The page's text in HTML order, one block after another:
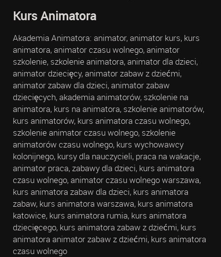
Kurs Animatora
Akademia Animatora: animator, animator kurs, kurs
animatora, animator czasu wolnego, animator
szkolenie, szkolenie animatora, animator dla dzieci,
animator dziecięcy, animator zabaw z dziećmi,
animator zabaw dla dzieci, animator zabaw
dziecięcych, akademia animatorów, szkolenie na
animatora, kurs na animatora, szkolenie animatorów,
kurs animatorów, kurs animatora czasu wolnego,
szkolenie animator czasu wolnego, szkolenie
animatorów czasu wolnego, kurs wychowawcy
kolonijnego, kursy dla nauczycieli, praca na wakacje,
animator praca, zabawy dla dzieci, kurs animatora
czasu wolnego, animator czasu wolnego warszawa,
kurs animatora zabaw dla dzieci, kurs animatora
zabaw, kurs animatora warszawa, kurs animatora
katowice, kurs animatora rumia, kurs animatora
dziecięcego, kurs animatora zabaw z dziećmi, kurs
animatora animator zabaw z dziećmi, kurs animatora
czasu wolnego